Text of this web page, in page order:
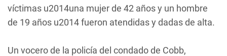
víctimas u2014una mujer de 42 años y un hombre
de 19 años u2014 fueron atendidas y dadas de alta.
Un vocero de la policía del condado de Cobb,